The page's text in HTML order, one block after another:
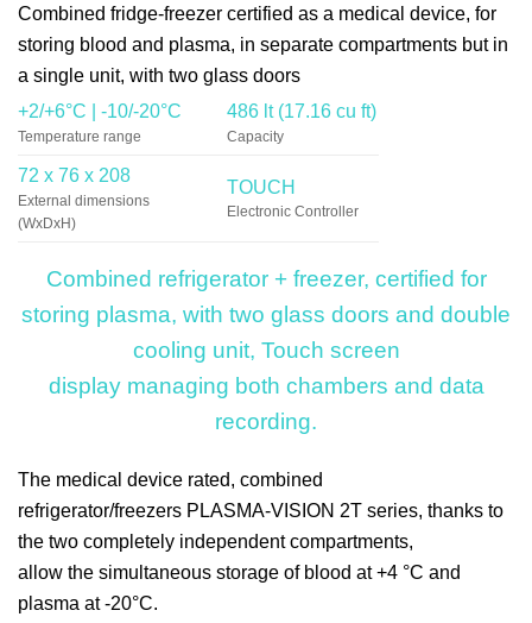
Combined fridge-freezer certified as a medical device, for
storing blood and plasma, in separate compartments but in
a single unit, with two glass doors
+2/+6°C | -10/-20°C
Temperature range
486 lt (17.16 cu ft)
Capacity
72 x 76 x 208
External dimensions
(WxDxH)
TOUCH
Electronic Controller
Combined refrigerator + freezer, certified for
storing plasma, with two glass doors and double
cooling unit, Touch screen
display managing both chambers and data
recording.
The medical device rated, combined
refrigerator/freezers PLASMA-VISION 2T series, thanks to
the two completely independent compartments,
allow the simultaneous storage of blood at +4 °C and
plasma at -20°C.